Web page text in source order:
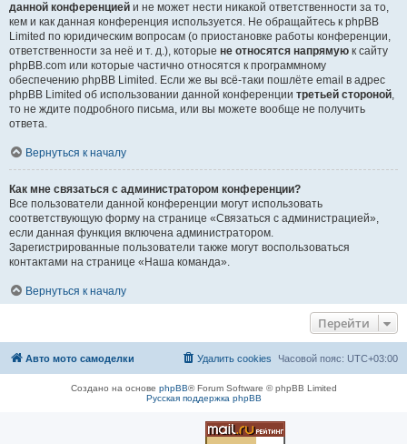
данной конференцией и не может нести никакой ответственности за то,
кем и как данная конференция используется. Не обращайтесь к phpBB
Limited по юридическим вопросам (о приостановке работы конференции,
ответственности за неё и т. д.), которые не относятся напрямую к сайту
phpBB.com или которые частично относятся к программному
обеспечению phpBB Limited. Если же вы всё-таки пошлёте email в адрес
phpBB Limited об использовании данной конференции третьей стороной,
то не ждите подробного письма, или вы можете вообще не получить
ответа.
Вернуться к началу
Как мне связаться с администратором конференции?
Все пользователи данной конференции могут использовать
соответствующую форму на странице «Связаться с администрацией»,
если данная функция включена администратором.
Зарегистрированные пользователи также могут воспользоваться
контактами на странице «Наша команда».
Вернуться к началу
Перейти
Авто мото самоделки Часовой пояс: UTC+03:00
Удалить cookies
Создано на основе phpBB® Forum Software © phpBB Limited
Русская поддержка phpBB